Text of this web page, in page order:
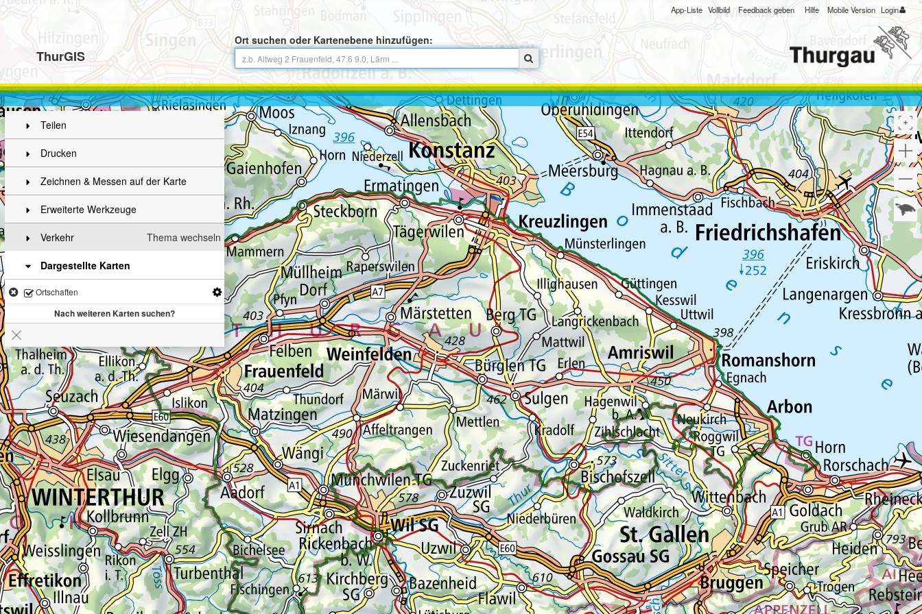
ThurGIS
Ort suchen oder Kartenebene hinzufügen:
App-Liste Vollbild Feedback geben Hilfe Mobile Version Login
Teilen
Drucken
Zeichnen & Messen auf der Karte
Erweiterte Werkzeuge
Thema wechseln
Verkehr
Dargestellte Karten
Ortschaften
Nach weiteren Karten suchen?